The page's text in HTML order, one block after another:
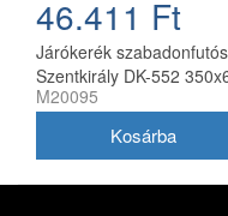
46.411 Ft
Járókerék szabadonfutós
Szentkirály DK-552
párban
M20095